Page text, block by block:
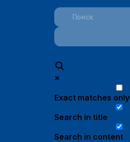
Exact matches only
Search in title
Search in content